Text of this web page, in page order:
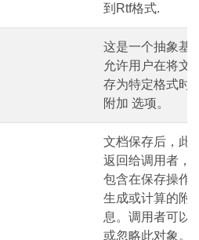
到Rtf格式.
这是一个抽象基
允许用户在将文
存为特定格式时
附加 选项。
文档保存后，此
返回给调用者，
包含在保存操作
生成或计算的附
息。调用者可以
或忽略此对象。